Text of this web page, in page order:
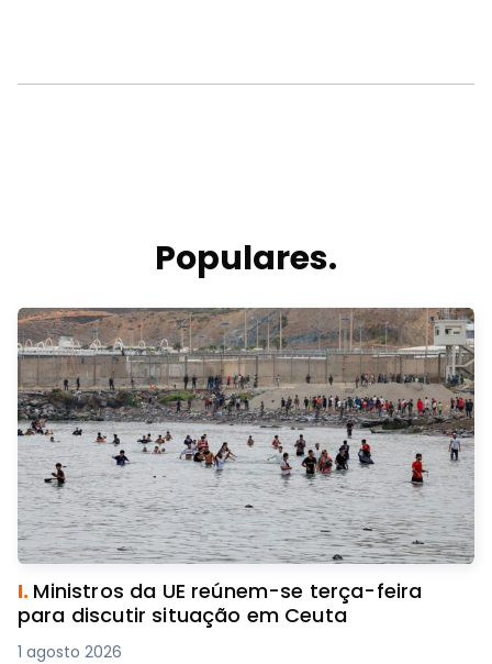
Populares.
I. Ministros da UE reúnem-se terça-feira
para discutir situação em Ceuta
1 agosto 2026